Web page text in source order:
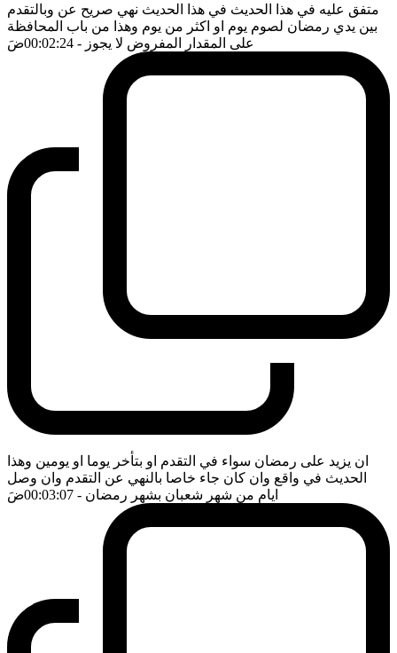
متفق عليه في هذا الحديث في هذا الحديث نهي صريح عن وبالتقدم
بين يدي رمضان لصوم يوم او اكثر من يوم وهذا من باب المحافظة
على المقدار المفروض لا يجوز - 00:02:24 ضَ
ان يزيد على رمضان سواء في التقدم او بتأخر يوما او يومين وهذا
الحديث في واقع وان كان جاء خاصا بالنهي عن التقدم وان وصل
ايام من شهر شعبان بشهر رمضان - 00:03:07 ضَ